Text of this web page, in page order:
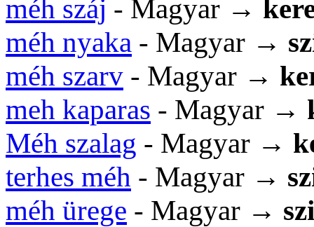
méh száj - Magyar →
méh nyaka - Magyar →
méh szarv - Magyar →
meh kaparas - Magyar →
Méh szalag - Magyar →
terhes méh - Magyar →
méh ürege - Magyar →